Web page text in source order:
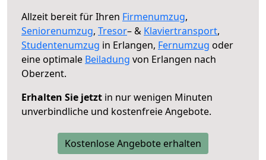
Allzeit bereit für Ihren Firmenumzug,
Seniorenumzug, Tresor– & Klaviertransport,
Studentenumzug in Erlangen, Fernumzug oder
eine optimale Beiladung von Erlangen nach
Oberzent.
Erhalten Sie jetzt in nur wenigen Minuten
unverbindliche und kostenfreie Angebote.
Kostenlose Angebote erhalten